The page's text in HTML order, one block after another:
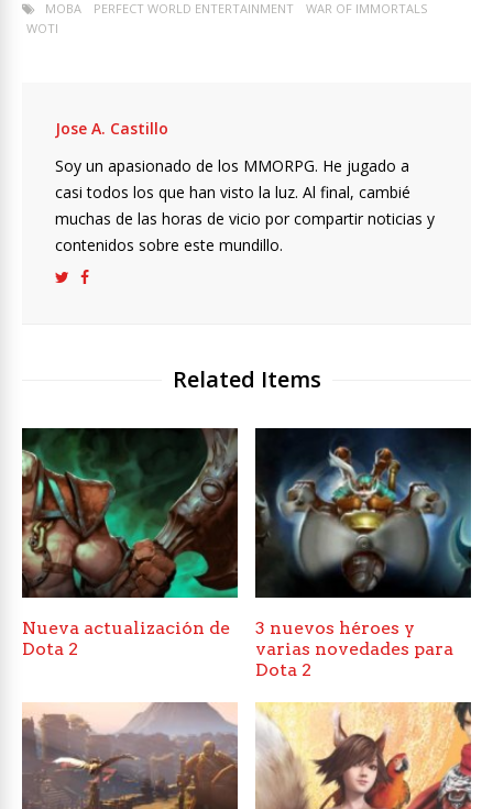
MOBA PERFECT WORLD ENTERTAINMENT
WAR OF IMMORTALS
WOTI
Jose A. Castillo
Soy un apasionado de los MMORPG. He jugado a
casi todos los que han visto la luz. Al final, cambié
muchas de las horas de vicio por compartir noticias y
contenidos sobre este mundillo.
Related Items
Nueva actualización de
Dota 2
3 nuevos héroes y
varias novedades para
Dota 2